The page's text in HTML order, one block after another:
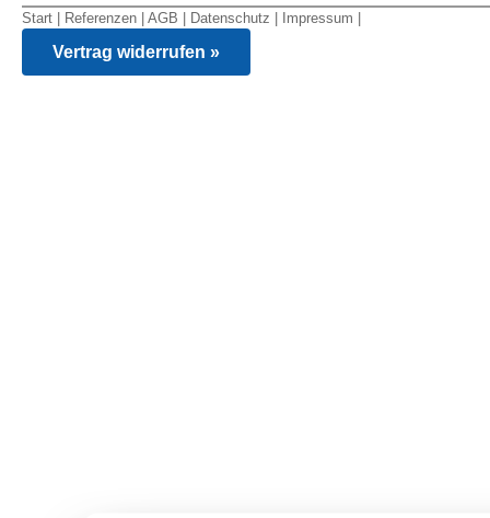
Start Referenzen AGB Datenschutz Impressum
Vertrag widerrufen »